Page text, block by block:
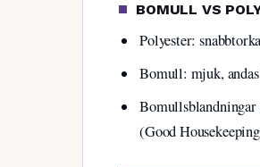
BOMULL VS
Polyester:
Bomull: mjuk,
Bomullsblandningar
(Good